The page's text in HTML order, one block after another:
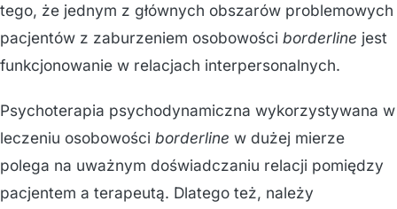
tego, że jednym z głównych obszarów problemowych
pacjentów z zaburzeniem osobowości borderline jest
funkcjonowanie w relacjach interpersonalnych.
Psychoterapia psychodynamiczna wykorzystywana w
leczeniu osobowości borderline w dużej mierze
polega na uważnym doświadczaniu relacji pomiędzy
pacjentem a terapeutą. Dlatego też, należy